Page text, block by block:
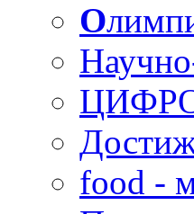
О
food -